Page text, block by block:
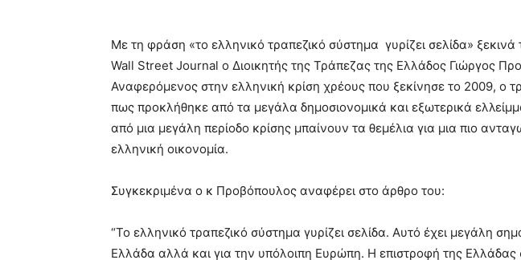
Με τη φράση «το ελληνικό τραπεζικό σύστημα γυρίζει σελίδα»
Wall Street Journal ο Διοικητής της Τράπεζας της Ελλάδος Γιώργος
Αναφερόμενος στην ελληνική κρίση χρέους που ξεκίνησε το 2009, ο
πως προκλήθηκε από τα μεγάλα δημοσιονομικά και εξωτερικά
από μια μεγάλη περίοδο κρίσης μπαίνουν τα θεμέλια για μια πιο
ελληνική οικονομία.
Συγκεκριμένα ο κ Προβόπουλος αναφέρει στο άρθρο του:
“Το ελληνικό τραπεζικό σύστημα γυρίζει σελίδα. Αυτό έχει μεγάλη
Ελλάδα αλλά και για την υπόλοιπη Ευρώπη. Η επιστροφή της Ελλάδας